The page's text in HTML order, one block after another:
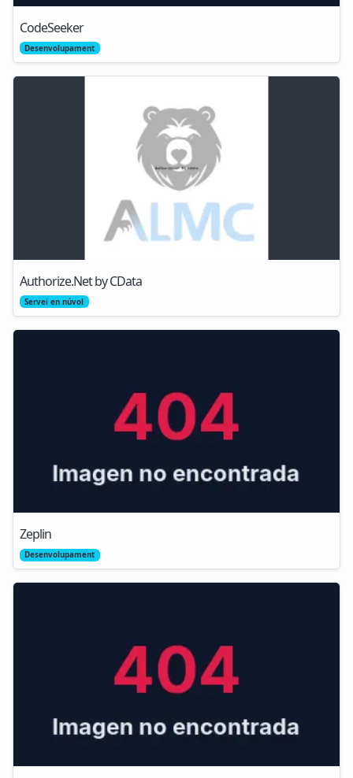
CodeSeeker
Desenvolupament
Authorize.Net by CData
Servei en núvol
Zeplin
Desenvolupament